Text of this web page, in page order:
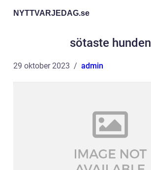
NYTTVARJEDAG.se
sötaste hunden
29 oktober 2023 admin